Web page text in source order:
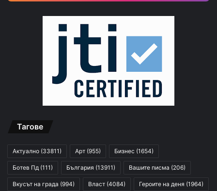
Тагове
Актуално (33811) Арт (955) Бизнес (1654)
Ботев Пд (111) България (13911) Вашите писма (206)
Вкусът на града (994) Власт (4084) Героите на деня (1964)